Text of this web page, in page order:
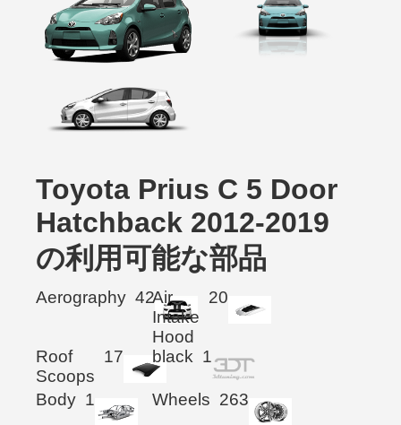
Toyota Prius C 5 Door
Hatchback 2012-2019
の利用可能な部品
Aerography 42Air
Intake
Hood
20
Roof
Scoops
17 black 1
Body 1 Wheels 263